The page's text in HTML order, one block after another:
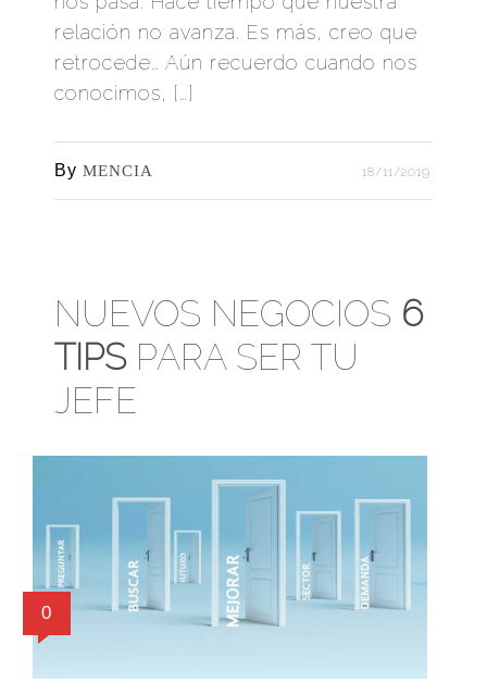
relación no avanza. Es más, creo que
retrocede… Aún recuerdo cuando nos
conocimos, […]
By MENCIA 18/11/2019
NUEVOS NEGOCIOS 6
TIPS PARA SER TU
JEFE
0